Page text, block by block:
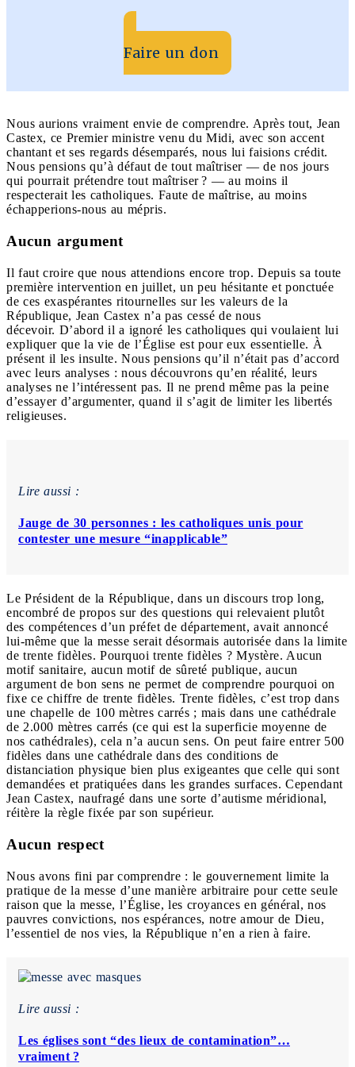
Faire un don
Nous aurions vraiment envie de comprendre. Après tout, Jean
Castex, ce Premier ministre venu du Midi, avec son accent
chantant et ses regards désemparés, nous lui faisions crédit.
Nous pensions qu’à défaut de tout maîtriser — de nos jours
qui pourrait prétendre tout maîtriser ? — au moins il
respecterait les catholiques. Faute de maîtrise, au moins
échapperions-nous au mépris.
Aucun argument
Il faut croire que nous attendions encore trop. Depuis sa toute
première intervention en juillet, un peu hésitante et ponctuée
de ces exaspérantes ritournelles sur les valeurs de la
République, Jean Castex n’a pas cessé de nous
décevoir. D’abord il a ignoré les catholiques qui voulaient lui
expliquer que la vie de l’Église est pour eux essentielle. À
présent il les insulte. Nous pensions qu’il n’était pas d’accord
avec leurs analyses : nous découvrons qu’en réalité, leurs
analyses ne l’intéressent pas. Il ne prend même pas la peine
d’essayer d’argumenter, quand il s’agit de limiter les libertés
religieuses.
Lire aussi :
Jauge de 30 personnes : les catholiques unis pour
contester une mesure “inapplicable”
Le Président de la République, dans un discours trop long,
encombré de propos sur des questions qui relevaient plutôt
des compétences d’un préfet de département, avait annoncé
lui-même que la messe serait désormais autorisée dans la limite
de trente fidèles. Pourquoi trente fidèles ? Mystère. Aucun
motif sanitaire, aucun motif de sûreté publique, aucun
argument de bon sens ne permet de comprendre pourquoi on
fixe ce chiffre de trente fidèles. Trente fidèles, c’est trop dans
une chapelle de 100 mètres carrés ; mais dans une cathédrale
de 2.000 mètres carrés (ce qui est la superficie moyenne de
nos cathédrales), cela n’a aucun sens. On peut faire entrer 500
fidèles dans une cathédrale dans des conditions de
distanciation physique bien plus exigeantes que celle qui sont
demandées et pratiquées dans les grandes surfaces. Cependant
Jean Castex, naufragé dans une sorte d’autisme méridional,
réitère la règle fixée par son supérieur.
Aucun respect
Nous avons fini par comprendre : le gouvernement limite la
pratique de la messe d’une manière arbitraire pour cette seule
raison que la messe, l’Église, les croyances en général, nos
pauvres convictions, nos espérances, notre amour de Dieu,
l’essentiel de nos vies, la République n’en a rien à faire.
Lire aussi :
Les églises sont “des lieux de contamination”…
vraiment ?